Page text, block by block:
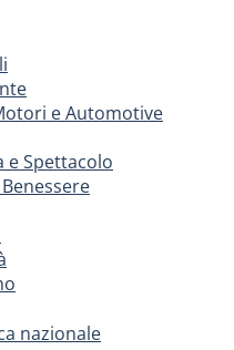
e Automotive
e Spettacolo
nazionale